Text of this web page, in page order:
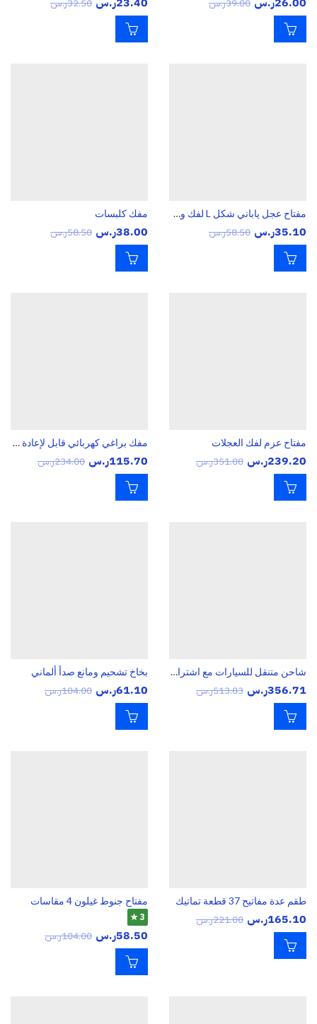
39.00ر.س 32.50ر.س
مفتاح عجل ياباني شكل L لفك وربط الصواميل الكفرات مقاس 22
35.10ر.س 58.50ر.س
مفك كلبسات
38.00ر.س 58.50ر.س
مفتاح عزم لفك العجلات
239.20ر.س 351.00ر.س
مفك براغي كهربائي قابل لإعادة الشحن
115.70ر.س 234.00ر.س
شاحن متنقل للسيارات مع اشتراك 16000مللي امبير
356.71ر.س 513.83ر.س
بخاخ تشحيم ومانع صدأ ألماني
61.10ر.س 104.00ر.س
طقم عدة مفاتيح 37 قطعة تماتيك
165.10ر.س 221.00ر.س
مفتاح جنوط غيلون 4 مقاسات
3 ★
58.50ر.س 104.00ر.س